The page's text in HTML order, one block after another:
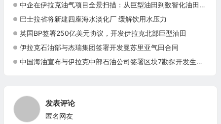
中企在伊拉克油气项目全景扫描：从巨型油田到数智化油田的系统性布局
巴士拉省将新建四座海水淡化厂 缓解饮用水压力
英国BP签署250亿美元协议，开发伊拉克北部巨型油田
伊拉克石油部与杰瑞集团签署开发曼苏里亚气田合同
中国海油宣布与伊拉克中部石油公司签署区块7勘探开发生产合同
发表评论
匿名网友